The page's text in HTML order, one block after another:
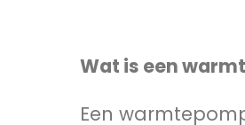
Wat is een
Een